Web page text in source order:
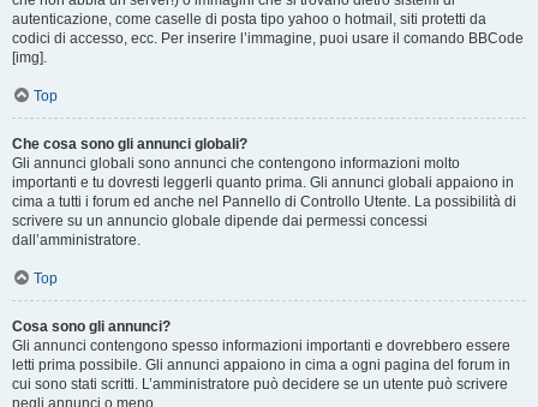
autenticazione, come caselle di posta tipo yahoo o hotmail, siti protetti da
codici di accesso, ecc. Per inserire l’immagine, puoi usare il comando BBCode
[img].
Top
Che cosa sono gli annunci globali?
Gli annunci globali sono annunci che contengono informazioni molto
importanti e tu dovresti leggerli quanto prima. Gli annunci globali appaiono in
cima a tutti i forum ed anche nel Pannello di Controllo Utente. La possibilità di
scrivere su un annuncio globale dipende dai permessi concessi
dall’amministratore.
Top
Cosa sono gli annunci?
Gli annunci contengono spesso informazioni importanti e dovrebbero essere
letti prima possibile. Gli annunci appaiono in cima a ogni pagina del forum in
cui sono stati scritti. L’amministratore può decidere se un utente può scrivere
negli annunci o meno.